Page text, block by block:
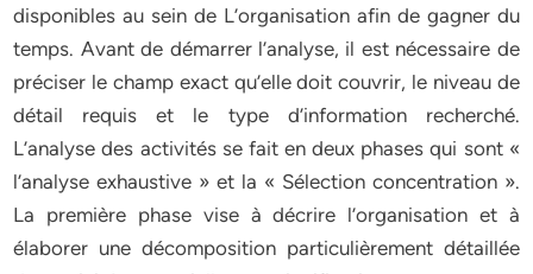
disponibles au sein de L’organisation afin de gagner du
temps. Avant de démarrer l’analyse, il est nécessaire de
préciser le champ exact qu’elle doit couvrir, le niveau de
détail requis et le type d’information recherché.
L’analyse des activités se fait en deux phases qui sont «
l’analyse exhaustive » et la « Sélection concentration ».
La première phase vise à décrire l’organisation et à
élaborer une décomposition particulièrement détaillée